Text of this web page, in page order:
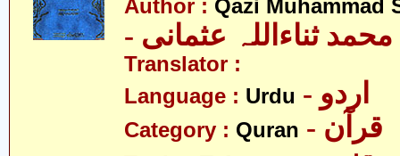
Author : Qazi Muhammad
ثناءاللہ عثمانی
Translator :
Language : Urdu - اردو
Category : Quran - قرآن